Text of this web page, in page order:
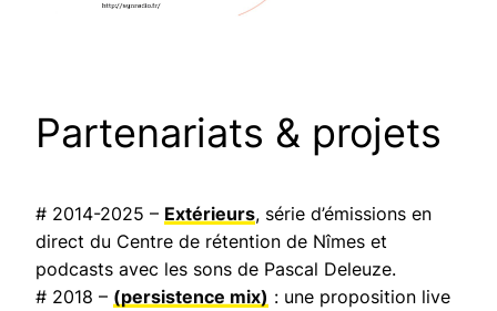
Partenariats & projets
# 2014-2025 – Extérieurs, série d’émissions en
direct du Centre de rétention de Nîmes et
podcasts avec les sons de Pascal Deleuze.
# 2018 – (persistence mix) : une proposition live